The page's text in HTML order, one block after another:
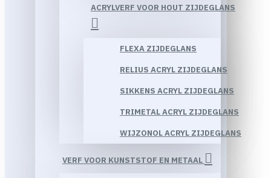
ACRYLVERF VOOR HOUT ZIJDEGLANS
FLEXA ZIJDEGLANS
RELIUS ACRYL ZIJDEGLANS
SIKKENS ACRYL ZIJDEGLANS
TRIMETAL ACRYL ZIJDEGLANS
WIJZONOL ACRYL ZIJDEGLANS
VERF VOOR KUNSTSTOF EN METAAL